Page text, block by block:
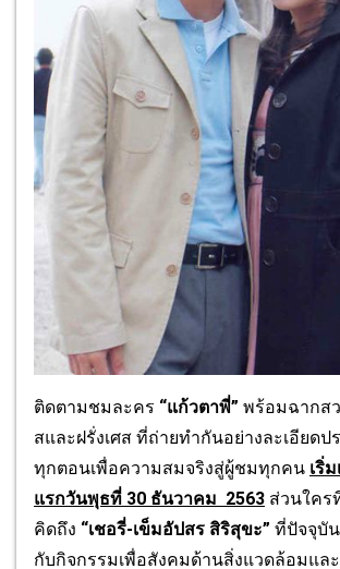
ติดตามชมละคร “แก้วตาพี่” พร้อมฉากส
สและฝรั่งเศส ที่ถ่ายทำกันอย่างละเอียด
ทุกตอนเพื่อความสมจริงสู่ผู้ชมทุกคน เริ่
แรกวันพุธที่ 30 ธันวาคม 2563 ส่วนใคร
คิดถึง “เชอรี่-เข็มอัปสร สิริสุขะ” ที่ปัจจุบั
กับกิจกรรมเพื่อสังคมด้านสิ่งแวดล้อมแล